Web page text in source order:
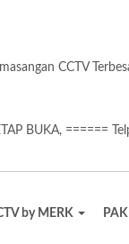
CCTV
BUKA, ======
by MERK